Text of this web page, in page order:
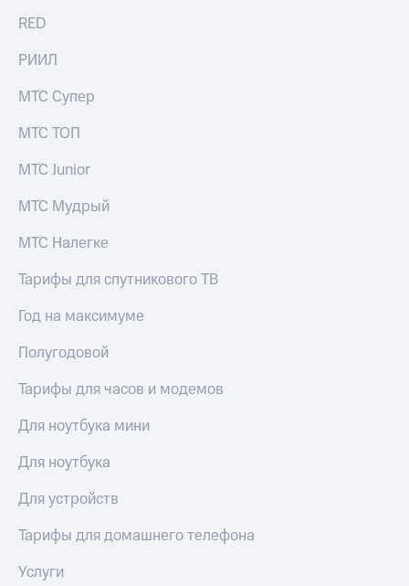
за границей
магазин
Смартфоны
Наушники
колонки
Умные
и
дом
Планшеты
Акции
скидки
Все
товары
RED
РИИЛ
МТС Супер
МТС ТОП
МТС Junior
МТС Мудрый
МТС Налегке
Тарифы для спутникового ТВ
Год на максимуме
Полугодовой
Тарифы для часов и модемов
Для ноутбука мини
Для ноутбука
Для устройств
Тарифы для домашнего телефона
Услуги